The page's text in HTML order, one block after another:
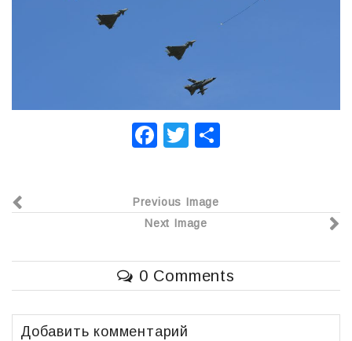
F
e
b
o
o
k
T
er р
в
и
т
Previous Image
Next Image
0 Comments
Добавить комментарий